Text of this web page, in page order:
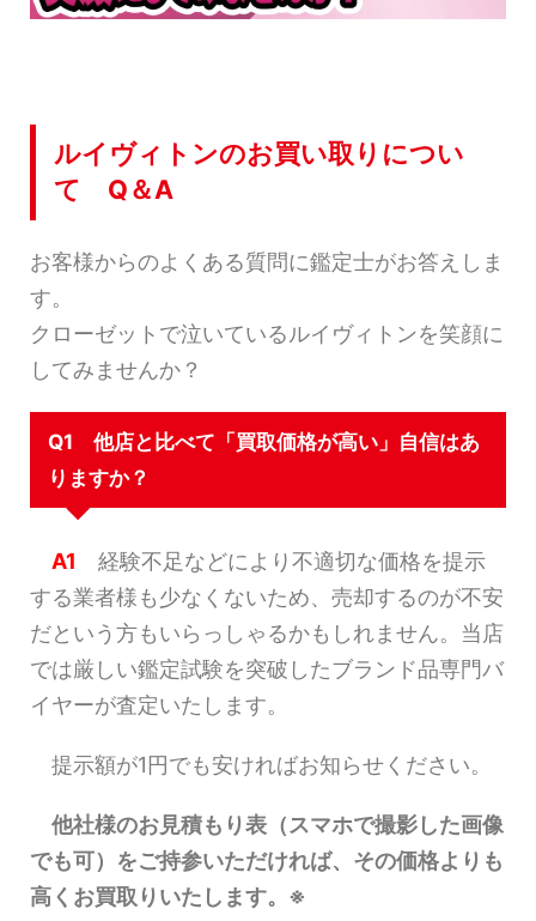
ルイヴィトンのお買い取りについ
て Q＆A
お客様からのよくある質問に鑑定士がお答えしま
す。
クローゼットで泣いているルイヴィトンを笑顔に
してみませんか？
Q1 他店と比べて「買取価格が高い」自信はあ
りますか？
A1 経験不足などにより不適切な価格を提示
する業者様も少なくないため、売却するのが不安
だという方もいらっしゃるかもしれません。当店
では厳しい鑑定試験を突破したブランド品専門バ
イヤーが査定いたします。
提示額が1円でも安ければお知らせください。
他社様のお見積もり表（スマホで撮影した画像
でも可）をご持参いただければ、その価格よりも
高くお買取りいたします。※